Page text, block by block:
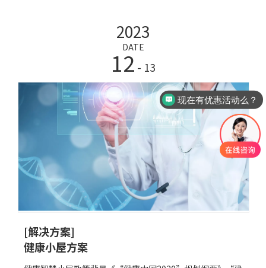
信息，如心率、血压、血糖、睡眠质量等。2. 数据处理和分
析：对采集的健康数据进行处理和分析，识别异常情况和风
险因素，生成健康报告和预警信息。3. 个性化健康管理服
务：根据个人的健康状
2023
DATE
12 - 13
[解决方案]
健康小屋方案
现在有优惠活动么？